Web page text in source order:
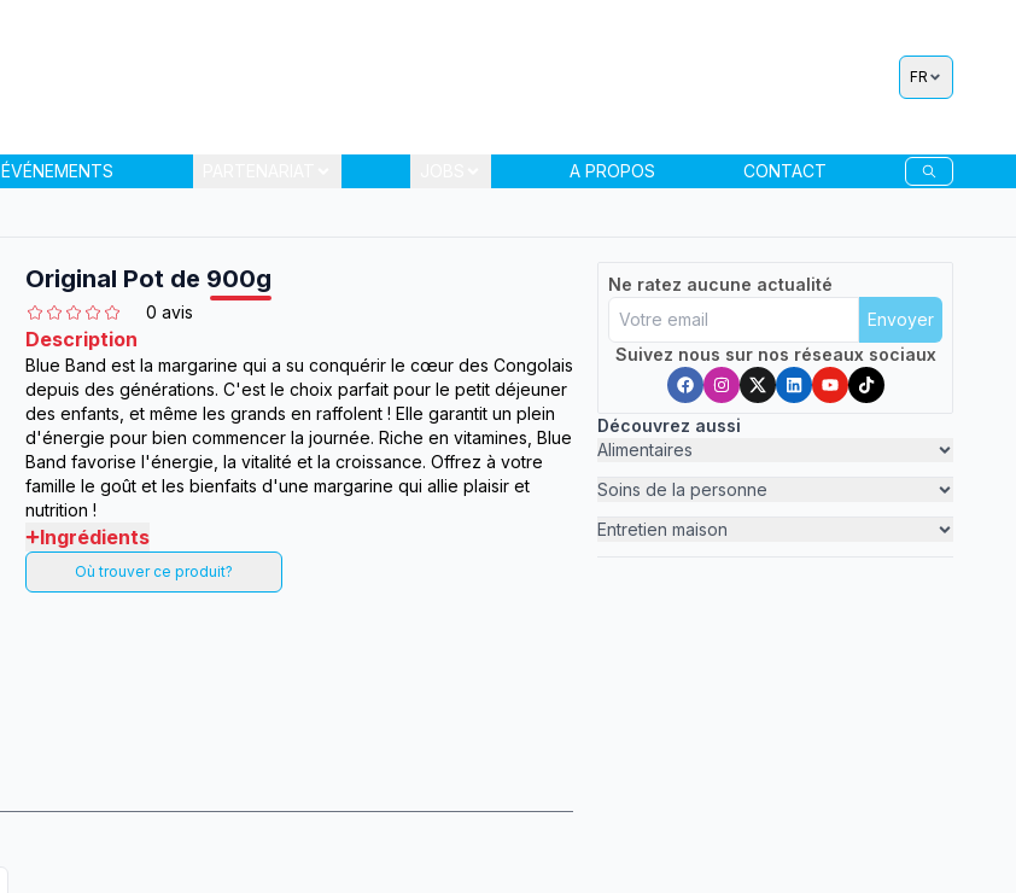
FR
ÉVÉNEMENTS A PROPOS CONTACT
Original Pot de 900g
0 avis
Description
Blue Band est la margarine qui a su conquérir le cœur des Congolais
depuis des générations. C'est le choix parfait pour le petit déjeuner
des enfants, et même les grands en raffolent ! Elle garantit un plein
d'énergie pour bien commencer la journée. Riche en vitamines, Blue
Band favorise l'énergie, la vitalité et la croissance. Offrez à votre
famille le goût et les bienfaits d'une margarine qui allie plaisir et
nutrition !
Ingrédients
Où trouver ce produit?
Ne ratez aucune actualité
Envoyer
Suivez nous sur nos réseaux sociaux
Découvrez aussi
Alimentaires
Soins de la personne
Entretien maison